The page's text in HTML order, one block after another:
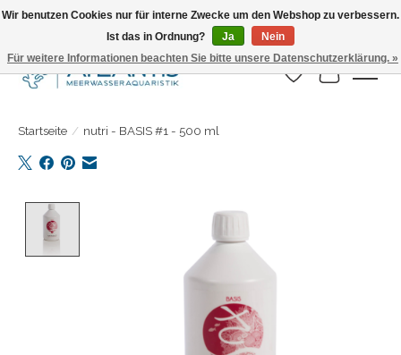
Täglicher Versand. Bestelle bis 15.00 Uhr
Wunschzettel
Ihr
Startseite / nutri - BASIS #1 - 500 ml
Product image slideshow Items
Wir benutzen Cookies nur für interne Zwecke um den Webshop zu verbessern.
Ist das in Ordnung?
Ja
Nein
Für weitere Informationen beachten Sie bitte unsere Datenschutzerklärung. »